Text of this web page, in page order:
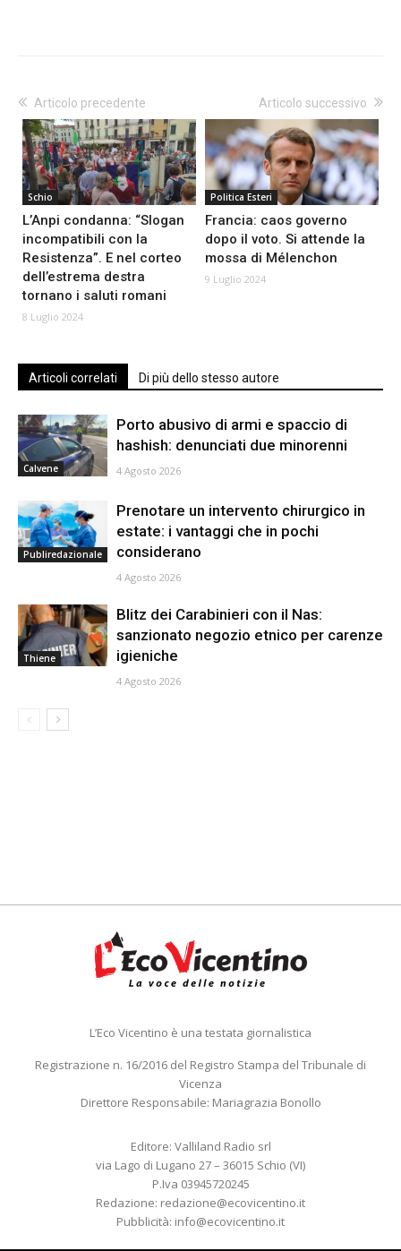
Articolo precedente
Schio
L’Anpi condanna: “Slogan
incompatibili con la
Resistenza”. E nel corteo
dell’estrema destra
tornano i saluti romani
8 Luglio 2024
Articolo successivo
Politica Esteri
Francia: caos governo
dopo il voto. Si attende la
mossa di Mélenchon
9 Luglio 2024
Articoli correlati Di più dello stesso autore
Calvene
Porto abusivo di armi e spaccio di
hashish: denunciati due minorenni
4 Agosto 2026
Publiredazionale
Prenotare un intervento chirurgico in
estate: i vantaggi che in pochi
considerano
4 Agosto 2026
Thiene
Blitz dei Carabinieri con il Nas:
sanzionato negozio etnico per carenze
igieniche
4 Agosto 2026
L’Eco Vicentino è una testata giornalistica
Registrazione n. 16/2016 del Registro Stampa del Tribunale di
Vicenza
Direttore Responsabile: Mariagrazia Bonollo
Editore: Valliland Radio srl
via Lago di Lugano 27 – 36015 Schio (VI)
P.Iva 03945720245
Redazione: redazione@ecovicentino.it
Pubblicità: info@ecovicentino.it